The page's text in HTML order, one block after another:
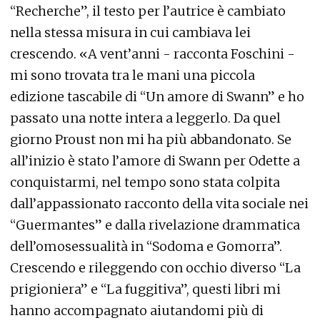
“Recherche”, il testo per l’autrice è cambiato
nella stessa misura in cui cambiava lei
crescendo. «A vent’anni - racconta Foschini -
mi sono trovata tra le mani una piccola
edizione tascabile di “Un amore di Swann” e ho
passato una notte intera a leggerlo. Da quel
giorno Proust non mi ha più abbandonato. Se
all’inizio è stato l’amore di Swann per Odette a
conquistarmi, nel tempo sono stata colpita
dall’appassionato racconto della vita sociale nei
“Guermantes” e dalla rivelazione drammatica
dell’omosessualità in “Sodoma e Gomorra”.
Crescendo e rileggendo con occhio diverso “La
prigioniera” e “La fuggitiva”, questi libri mi
hanno accompagnato aiutandomi più di